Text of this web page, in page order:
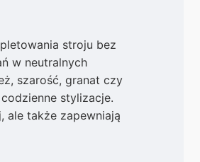
stroju bez
w neutralnych
szarość, granat czy
stylizacje.
ale także zapewniają